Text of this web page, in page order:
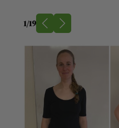
maitsvamaks muuta.
numbrit, mida viimati
5kg läinud nagu naksti
puudust pole ka 5-
Kõige enam üllatas
lihtne on tervislikult
kaalunumbrit hoida ka
tegemata.
1/19